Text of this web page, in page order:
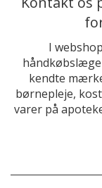
I
kendte
børnepleje,
varer på